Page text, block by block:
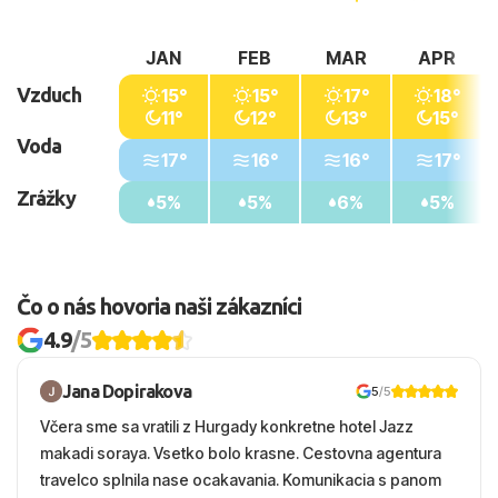
Vzduch
Voda
Zrážky
JAN
15°
11°
17°
5%
FEB
15°
12°
16°
5%
MAR
17°
13°
16°
6%
APR
18°
15°
17°
5%
Čo o nás hovoria naši zákazníci
4.9/5
Jana Dopirakova 5/5
Včera sme sa vratili z Hurgady konkretne hotel Jazz
makadi soraya. Vsetko bolo krasne. Cestovna agentura
travelco splnila nase ocakavania. Komunikacia s panom